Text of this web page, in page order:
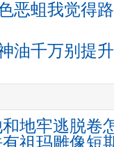
恶蛆我觉得
油千万别提升
地牢逃脱卷
祖玛雕像短